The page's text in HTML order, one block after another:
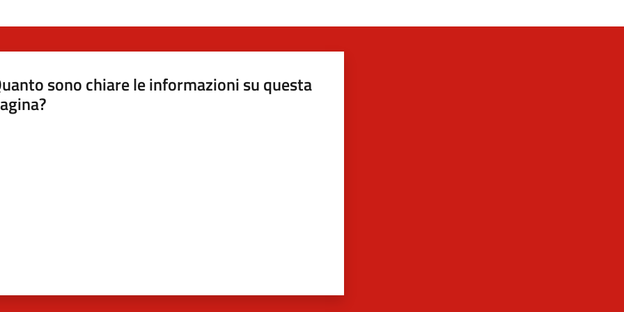
sono chiare le informazioni su questa